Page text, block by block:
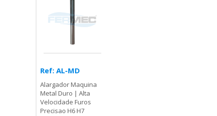
Ref: AL-MD
Alargador Maquina
Metal Duro | Alta
Velocidade Furos
Precisao H6 H7